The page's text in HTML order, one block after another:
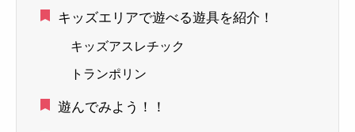
キッズエリアで遊べる遊具を紹介！
キッズアスレチック
トランポリン
遊んでみよう！！